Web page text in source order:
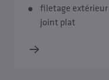
filetage extérieur
joint plat